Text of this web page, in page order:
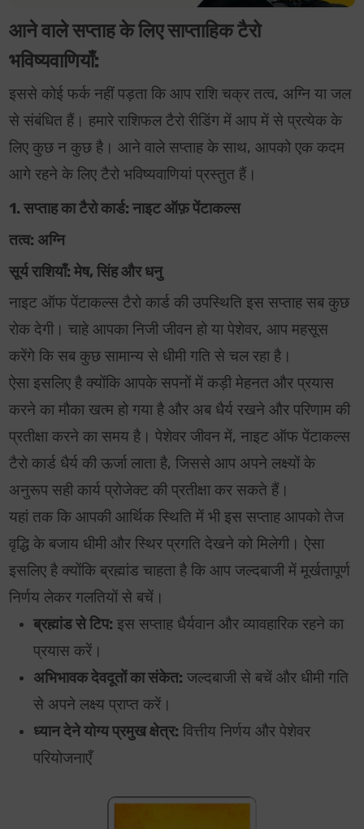
आने वाले सप्ताह के लिए साप्ताहिक टैरो
भविष्यवाणियाँ:
इससे कोई फर्क नहीं पड़ता कि आप राशि चक्र तत्व, अग्नि या जल
से संबंधित हैं। हमारे राशिफल टैरो रीडिंग में आप में से प्रत्येक के
लिए कुछ न कुछ है। आने वाले सप्ताह के साथ, आपको एक कदम
आगे रहने के लिए टैरो भविष्यवाणियां प्रस्तुत हैं।
1. सप्ताह का टैरो कार्ड: नाइट ऑफ़ पेंटाकल्स
तत्व: अग्नि
सूर्य राशियाँ: मेष, सिंह और धनु
नाइट ऑफ पेंटाकल्स टैरो कार्ड की उपस्थिति इस सप्ताह सब कुछ
रोक देगी। चाहे आपका निजी जीवन हो या पेशेवर, आप महसूस
करेंगे कि सब कुछ सामान्य से धीमी गति से चल रहा है।
ऐसा इसलिए है क्योंकि आपके सपनों में कड़ी मेहनत और प्रयास
करने का मौका खत्म हो गया है और अब धैर्य रखने और परिणाम की
प्रतीक्षा करने का समय है। पेशेवर जीवन में, नाइट ऑफ पेंटाकल्स
टैरो कार्ड धैर्य की ऊर्जा लाता है, जिससे आप अपने लक्ष्यों के
अनुरूप सही कार्य प्रोजेक्ट की प्रतीक्षा कर सकते हैं।
यहां तक कि आपकी आर्थिक स्थिति में भी इस सप्ताह आपको तेज
वृद्धि के बजाय धीमी और स्थिर प्रगति देखने को मिलेगी। ऐसा
इसलिए है क्योंकि ब्रह्मांड चाहता है कि आप जल्दबाजी में मूर्खतापूर्ण
निर्णय लेकर गलतियों से बचें।
ब्रह्मांड से टिप: इस सप्ताह धैर्यवान और व्यावहारिक रहने का
प्रयास करें।
अभिभावक देवदूतों का संकेत: जल्दबाजी से बचें और धीमी गति
से अपने लक्ष्य प्राप्त करें।
ध्यान देने योग्य प्रमुख क्षेत्र: वित्तीय निर्णय और पेशेवर
परियोजनाएँ